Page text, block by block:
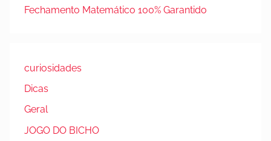
Fechamento Matemático 100% Garantido
curiosidades
Dicas
Geral
JOGO DO BICHO